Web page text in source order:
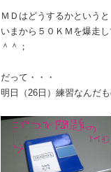
ＭＤはどうするかというと
いまから５０ＫＭを爆走
＾＾；
だって・・・
明日（26日）練習なんだ